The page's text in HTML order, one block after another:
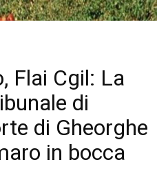
Flai Cgil: La
di
di Gheorghe
in bocca